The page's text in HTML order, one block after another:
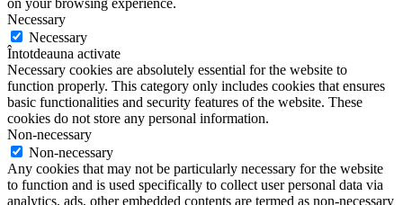
on your browsing experience.
Necessary
Necessary
Întotdeauna activate
Necessary cookies are absolutely essential for the website to
function properly. This category only includes cookies that ensures
basic functionalities and security features of the website. These
cookies do not store any personal information.
Non-necessary
Non-necessary
Any cookies that may not be particularly necessary for the website
to function and is used specifically to collect user personal data via
analytics, ads, other embedded contents are termed as non-necessary